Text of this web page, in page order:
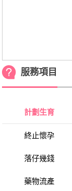
服務項目
計劃生育
終止懷孕
落仔幾錢
藥物流產